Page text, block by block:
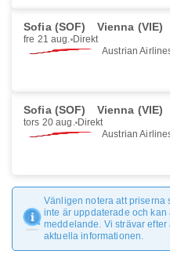
Sofia (SOF) Vienna (VIE)
fre 21 aug. Direkt
Austrian
Sofia (SOF) Vienna (VIE)
tors 20 aug. Direkt
Austrian
Vänligen notera att priserna
inte är uppdaterade och
meddelande. Vi strävar
aktuella informationen.